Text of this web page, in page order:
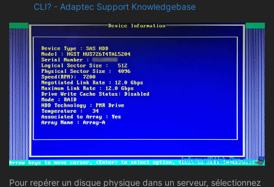
CLI? - Adaptec Support Knowledgebase
Pour repérer un disque physique dans un serveur, sélectionnez